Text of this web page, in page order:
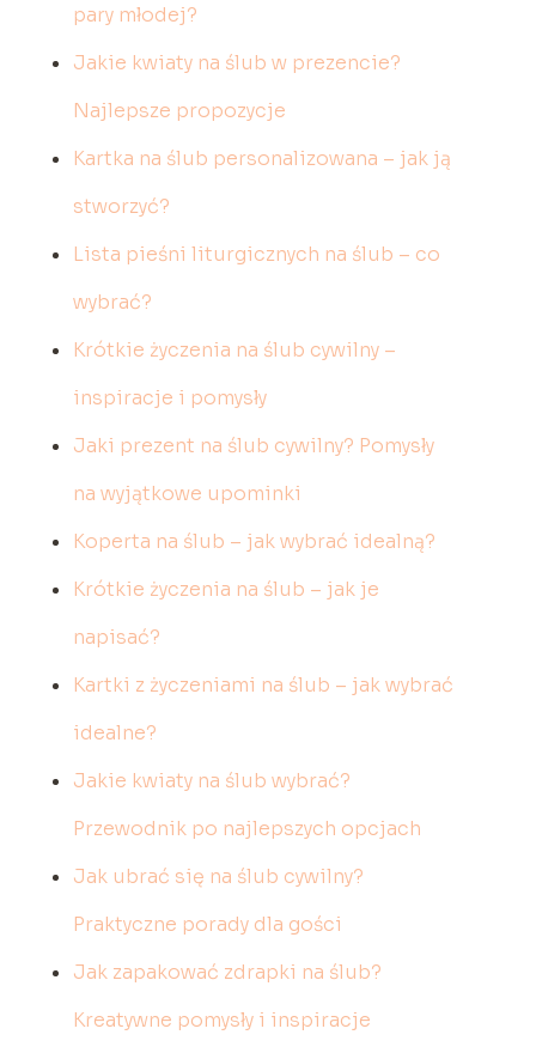
pary młodej?
Jakie kwiaty na ślub w prezencie?
Najlepsze propozycje
Kartka na ślub personalizowana – jak ją
stworzyć?
Lista pieśni liturgicznych na ślub – co
wybrać?
Krótkie życzenia na ślub cywilny –
inspiracje i pomysły
Jaki prezent na ślub cywilny? Pomysły
na wyjątkowe upominki
Koperta na ślub – jak wybrać idealną?
Krótkie życzenia na ślub – jak je
napisać?
Kartki z życzeniami na ślub – jak wybrać
idealne?
Jakie kwiaty na ślub wybrać?
Przewodnik po najlepszych opcjach
Jak ubrać się na ślub cywilny?
Praktyczne porady dla gości
Jak zapakować zdrapki na ślub?
Kreatywne pomysły i inspiracje